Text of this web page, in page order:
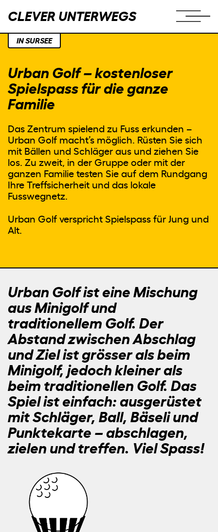
CLEVER UNTERWEGS
IN SURSEE
JOURNAL
INFO
ALBERT KOECHLIN STIFTUNG
Newsletter
Impressum &
Datenschutz
Urban Golf – kostenloser
Spielspass für die ganze
Familie
Das Zentrum spielend zu Fuss erkunden –
Urban Golf macht’s möglich. Rüsten Sie sich
mit Bällen und Schläger aus und ziehen Sie
los. Zu zweit, in der Gruppe oder mit der
ganzen Familie testen Sie auf dem Rundgang
Ihre Treffsicherheit und das lokale
Fusswegnetz.
Urban Golf verspricht Spielspass für Jung und
Alt.
Urban Golf ist eine Mischung
aus Minigolf und
traditionellem Golf. Der
Abstand zwischen Abschlag
und Ziel ist grösser als beim
Minigolf, jedoch kleiner als
beim traditionellen Golf. Das
Spiel ist einfach: ausgerüstet
mit Schläger, Ball, Bäseli und
Punktekarte – abschlagen,
zielen und treffen. Viel Spass!